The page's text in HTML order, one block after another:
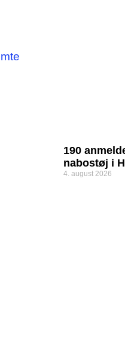
190
nabostøj i
4. august 2026